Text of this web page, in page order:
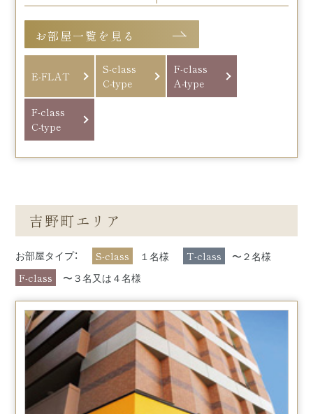
お部屋一覧を見る
E-FLAT
S-class
C-type
F-class
A-type
F-class
C-type
吉野町エリア
お部屋タイプ： S-class １名様 T-class 〜２名様
F-class 〜３名又は４名様